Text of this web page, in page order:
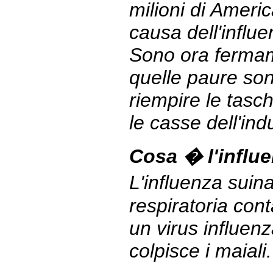
milioni di
causa
Sono ora
quelle paure
riempire le
le casse
Cosa �
L'influenza
respiratoria
un virus
colpisce i